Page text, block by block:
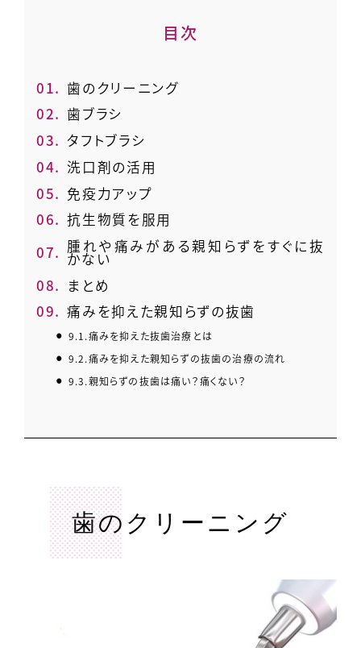
目次
1. 歯のクリーニング
2. 歯ブラシ
3. タフトブラシ
4. 洗口剤の活用
5. 免疫力アップ
6. 抗生物質を服用
7. 腫れや痛みがある親知らずをすぐに抜
かない
8. まとめ
9. 痛みを抑えた親知らずの抜歯
9.1.痛みを抑えた抜歯治療とは
9.2.痛みを抑えた親知らずの抜歯の治療の流れ
9.3.親知らずの抜歯は痛い？痛くない？
歯のクリーニング